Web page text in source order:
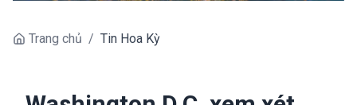
Trang chủ / Tin Hoa Kỳ